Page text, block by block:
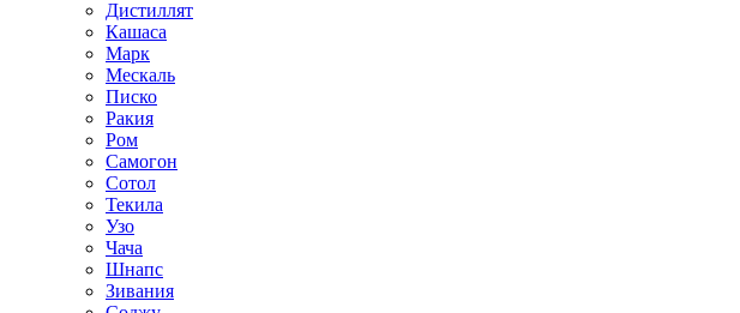
Дистиллят
Кашаса
Марк
Мескаль
Писко
Ракия
Ром
Самогон
Сотол
Текила
Узо
Чача
Шнапс
Зивания